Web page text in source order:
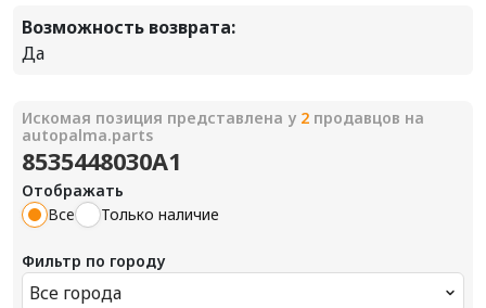
Возможность возврата:
Да
Искомая позиция представлена у 2 продавцов на
autopalma.parts
8535448030A1
Отображать
Все
Только наличие
Фильтр по городу
Все города